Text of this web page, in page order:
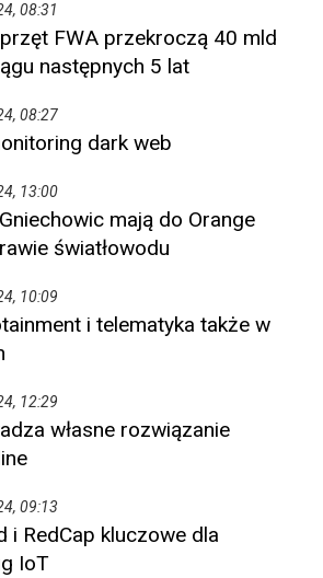
08:31
FWA przekroczą 40 mld
następnych 5 lat
08:27
dark web
13:00
mają do Orange
światłowodu
10:09
i telematyka także w
12:29
własne rozwiązanie
09:13
i RedCap kluczowe dla
IoT